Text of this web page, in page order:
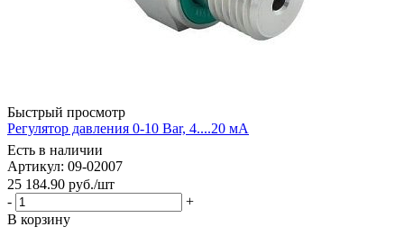
Быстрый просмотр
Регулятор давления 0-10 Bar, 4....20 мА
Есть в наличии
Артикул: 09-02007
25 184.90 руб./шт
-
+
В корзину